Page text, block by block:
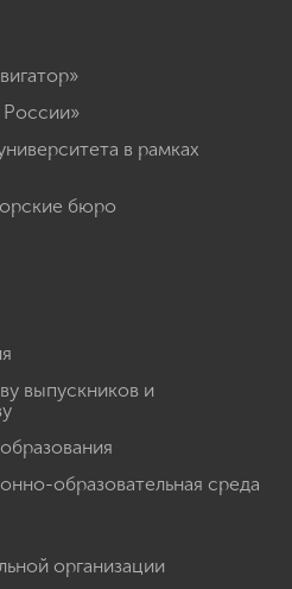
в рамках
бюро
выпускников и
образовательная среда
организации